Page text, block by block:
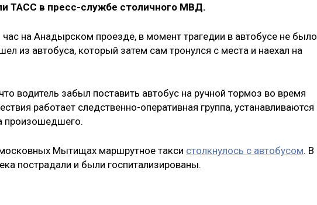
ТАСС в пресс-службе столичного МВД.
на Анадырском проезде, в момент трагедии в автобусе не было
из автобуса, который затем сам тронулся с места и наехал на
водитель забыл поставить автобус на ручной тормоз во время
работает следственно-оперативная группа, устанавливаются
произошедшего.
Мытищах маршрутное такси столкнулось с автобусом. В
пострадали и были госпитализированы.